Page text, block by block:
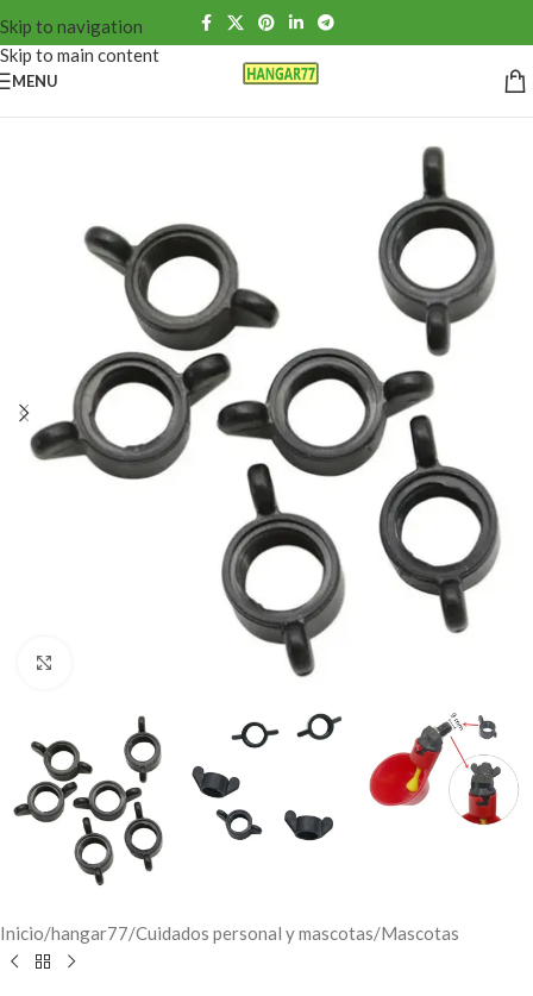
Skip to navigation
Skip to main content
MENU
Inicio/hangar77/Cuidados personal y mascotas/Mascotas